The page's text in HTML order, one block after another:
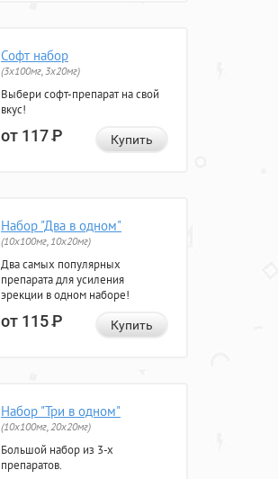
Софт набор
(3x100мг, 3x20мг)
Выбери софт-препарат на свой
вкус!
от 117Р Купить
Набор "Два в одном"
(10x100мг, 10x20мг)
Два самых популярных
препарата для усиления
эрекции в одном наборе!
от 115Р Купить
Набор "Три в одном"
(10x100мг, 20x20мг)
Большой набор из 3-х
препаратов.